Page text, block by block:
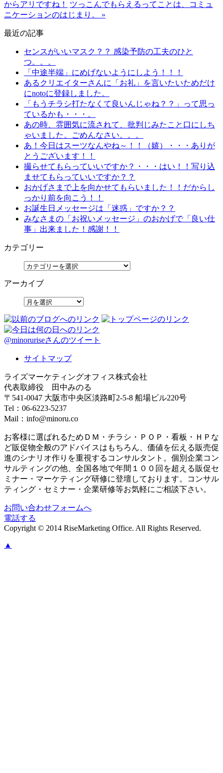
からアリですね！
ツっこんでもらえるってことは、コミュ
ニケーションのはじまり。 »
最近の記事
センスがいいマスク？？ 感染予防の工夫のひと
つ。。。
「中途半端」にめげないようにしよう！！！
あるクリエイターさんに「お礼」を言いたいためだけ
にnotoに登録しました。
「もうチラシ打たなくて良いんじゃね？？」って思っ
ているかも・・・。
あの時、雰囲気に流されて、批判じみたこと口にしち
ゃいました。ごめんなさい。。。
あ！今日はスーツなんやね～！！（嬉）・・・ありが
とうございます！！
撮らせてもらっていいですか？・・・はい！！写り込
ませてもらっていいですか？？
おかげさまで上を向かせてもらいました！！だからし
っかり前を向こう！！
お誕生日メッセージは「迷惑」ですか？？
みなさまの「お祝いメッセージ」のおかげで「良い仕
事」出来ました！感謝！！
カテゴリー
アーカイブ
@minoruriseさんのツイート
サイトマップ
ライズマーケティングオフィス株式会社
代表取締役 田中みのる
〒541-0047 大阪市中央区淡路町2-5-8 船場ビル220号
Tel：06-6223-5237
Mail：info@minoru.co
お客様に選ばれるためＤＭ・チラシ・ＰＯＰ・看板・ＨＰな
ど販促物全般のアドバイスはもちろん、価値を伝える販売促
進のシナリオ作りを重視するコンサルタント。個別企業コン
サルティングの他、全国各地で年間１００回を超える販促セ
ミナー・マーケティング研修に登壇しております。コンサル
ティング・セミナー・企業研修等お気軽にご相談下さい。
お問い合わせフォームへ
電話する
Copyright © 2014 RiseMarketing Office. All Rights Reserved.
▲